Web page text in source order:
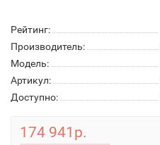
Рейтинг:
Производитель:
Модель:
Артикул:
Доступно:
174 941р.